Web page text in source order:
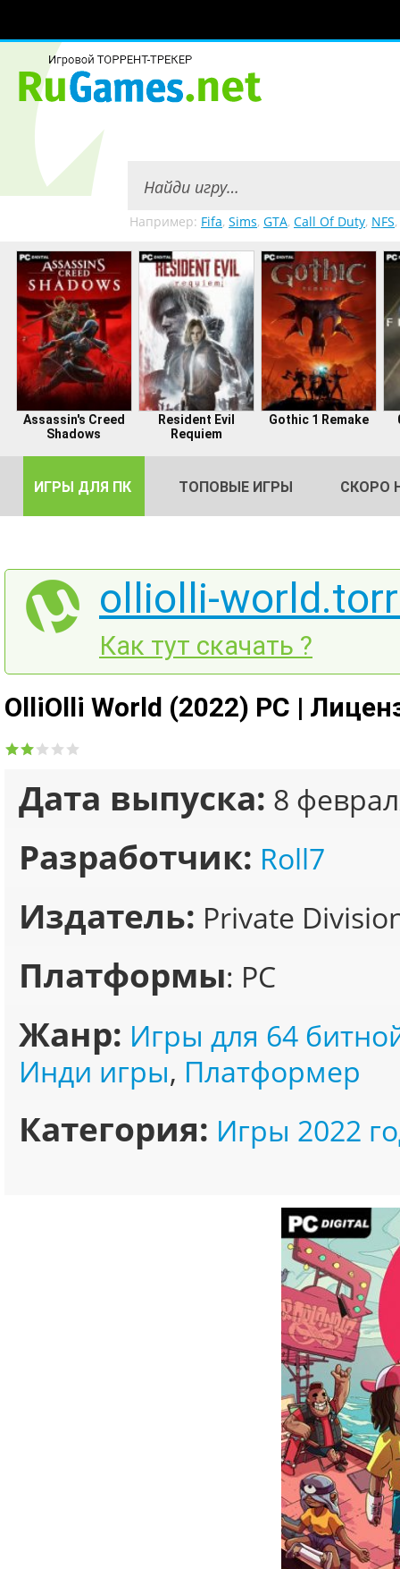
Например: Fifa, Sims, GTA, Call Of Duty, NFS,
Assassin's Creed
Shadows
Resident Evil
Requiem
Gothic 1 Remake
ИГРЫ ДЛЯ ПК ТОПОВЫЕ ИГРЫ СКОРО
olliolli-
Как тут скачать ?
OlliOlli World (2022) PC |
Дата выпуска: 8
Разработчик: Roll7
Издатель: Private
Платформы: PC
Жанр: Игры для 64
Инди игры, Платформер
Категория: Игры 2022